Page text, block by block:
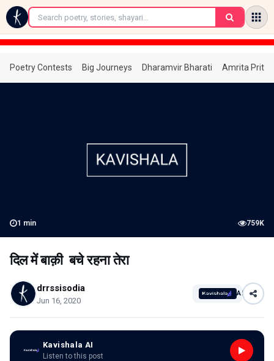
←
Poetry Contests Big Journeys Dharamvir Bharati Amrita
1 min 759K
दिल में बाक़ी बचे रहना तेरा
drrssisodia
Jun 16, 2020
AI
Kavishala AI
Listen to this post